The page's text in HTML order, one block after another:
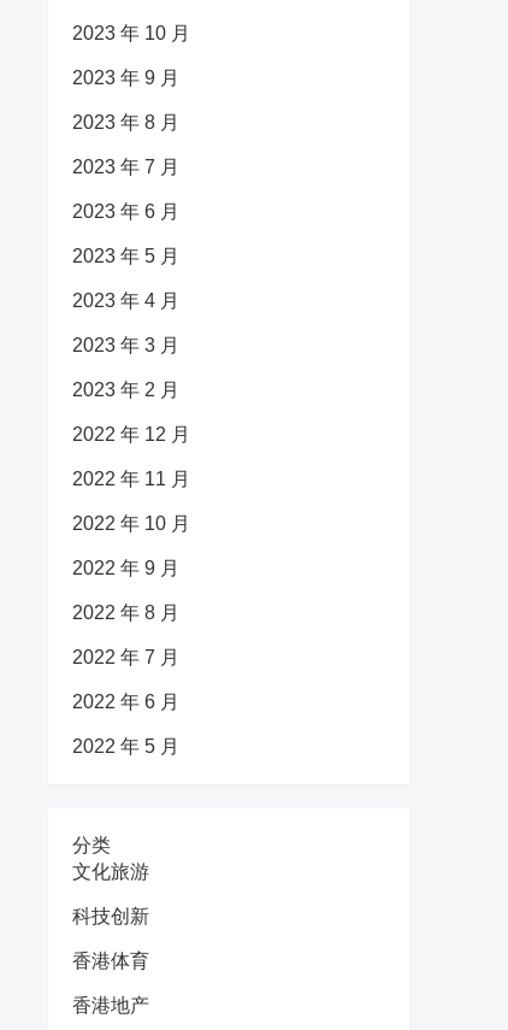
2023 年 10 月
2023 年 9 月
2023 年 8 月
2023 年 7 月
2023 年 6 月
2023 年 5 月
2023 年 4 月
2023 年 3 月
2023 年 2 月
2022 年 12 月
2022 年 11 月
2022 年 10 月
2022 年 9 月
2022 年 8 月
2022 年 7 月
2022 年 6 月
2022 年 5 月
分类
文化旅游
科技创新
香港体育
香港地产